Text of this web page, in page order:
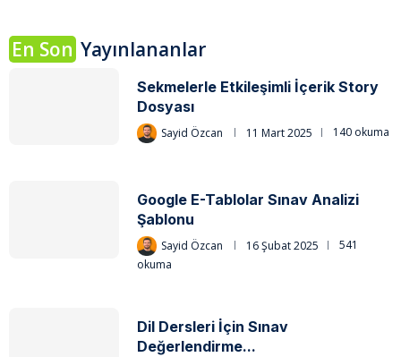
En Son Yayınlananlar
Sekmelerle Etkileşimli İçerik Story
Dosyası
Sayid Özcan 11 Mart 2025 140 okuma
Google E-Tablolar Sınav Analizi
Şablonu
Sayid Özcan 16 Şubat 2025
541
okuma
Dil Dersleri İçin Sınav
Değerlendirme...